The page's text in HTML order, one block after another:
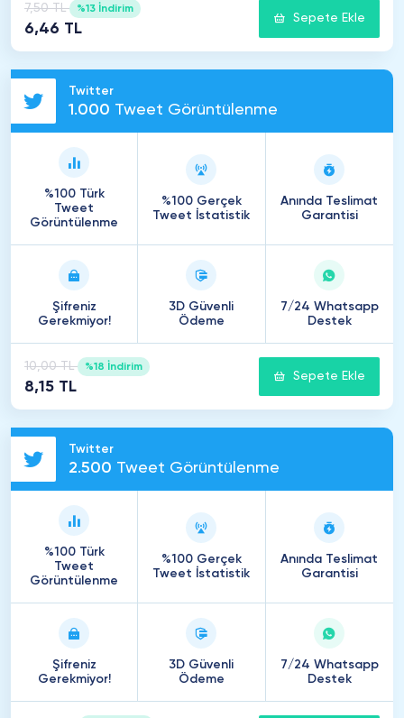
7,50 TL %13 İndirim
6,46 TL
Sepete Ekle
Twitter
1 .000 Tweet Görüntülenme
%100 Türk
Tweet
Görüntülenme
%100 Gerçek
Tweet İstatistik
Anında Teslimat
Garantisi
Şifreniz
Gerekmiyor!
3D Güvenli
Ödeme
7/24 Whatsapp
Destek
10,00 TL %18 İndirim
8,15 TL
Sepete Ekle
Twitter
2.500 Tweet Görüntülenme
%100 Türk
Tweet
Görüntülenme
%100 Gerçek
Tweet İstatistik
Anında Teslimat
Garantisi
Şifreniz
Gerekmiyor!
3D Güvenli
Ödeme
7/24 Whatsapp
Destek